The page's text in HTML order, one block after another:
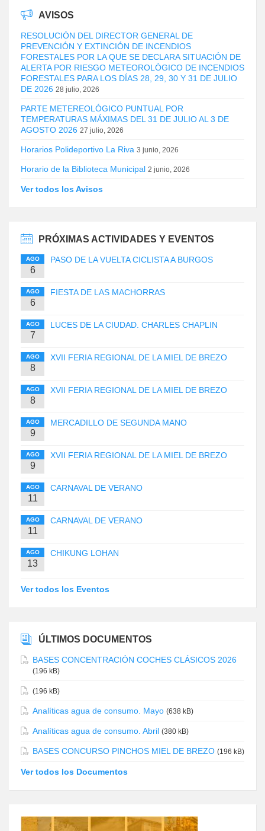
AVISOS
RESOLUCIÓN DEL DIRECTOR GENERAL DE
PREVENCIÓN Y EXTINCIÓN DE INCENDIOS
FORESTALES POR LA QUE SE DECLARA SITUACIÓN DE
ALERTA POR RIESGO METEOROLÓGICO DE INCENDIOS
FORESTALES PARA LOS DÍAS 28, 29, 30 Y 31 DE JULIO
DE 2026 28 julio, 2026
PARTE METEREOLÓGICO PUNTUAL POR
TEMPERATURAS MÁXIMAS DEL 31 DE JULIO AL 3 DE
AGOSTO 2026 27 julio, 2026
Horarios Polideportivo La Riva 3 junio, 2026
Horario de la Biblioteca Municipal 2 junio, 2026
Ver todos los Avisos
PRÓXIMAS ACTIVIDADES Y EVENTOS
AGO
6
PASO DE LA VUELTA CICLISTA A BURGOS
AGO
6
FIESTA DE LAS MACHORRAS
AGO
7
LUCES DE LA CIUDAD. CHARLES CHAPLIN
AGO
8
XVII FERIA REGIONAL DE LA MIEL DE BREZO
AGO
8
XVII FERIA REGIONAL DE LA MIEL DE BREZO
AGO
9
MERCADILLO DE SEGUNDA MANO
AGO
9
XVII FERIA REGIONAL DE LA MIEL DE BREZO
AGO
11
CARNAVAL DE VERANO
AGO
11
CARNAVAL DE VERANO
AGO
13
CHIKUNG LOHAN
Ver todos los Eventos
ÚLTIMOS DOCUMENTOS
BASES CONCENTRACIÓN COCHES CLÁSICOS 2026
(196 kB)
(196 kB)
Analíticas agua de consumo. Mayo (638 kB)
Analíticas agua de consumo. Abril (380 kB)
BASES CONCURSO PINCHOS MIEL DE BREZO (196 kB)
Ver todos los Documentos